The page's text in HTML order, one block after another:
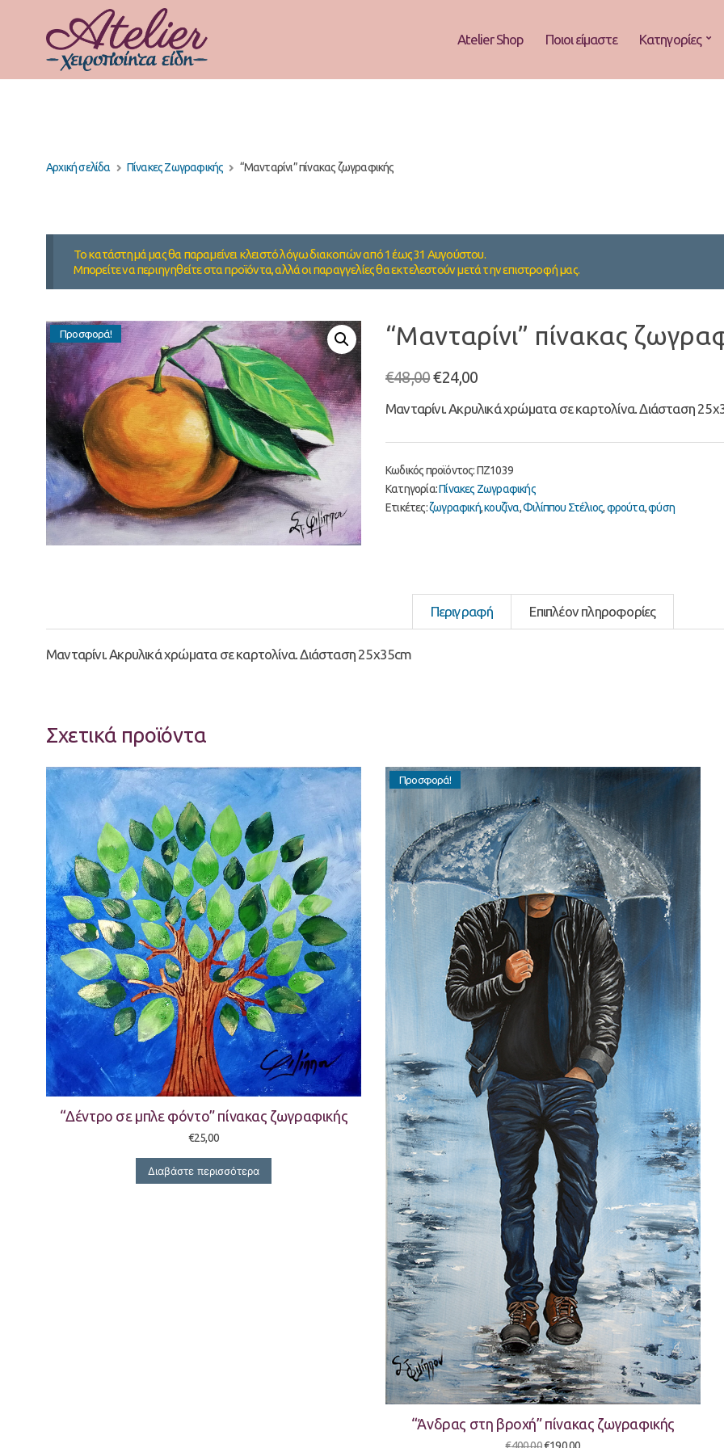
Atelier Shop Ποιοι είμαστε Κατηγορίες
Αρχική σελίδα Πίνακες Ζωγραφικής “Μανταρίνι” πίνακας ζωγραφικής
Το κατάστημά μας θα παραμείνει κλειστό λόγω διακοπών από 1 έως 31 Αυγούστου.
Μπορείτε να περιηγηθείτε στα προϊόντα, αλλά οι παραγγελίες θα εκτελεστούν μετά την επιστροφή μας.
Προσφορά! “Μανταρίνι” πίνακας
€48,00Original
was:
€48,00.
€24,00Η
τιμή
είναι:
Μανταρίνι. Ακρυλικά χρώματα σε καρτολίνα. Διάσταση
Κωδικός προϊόντος:ΠΖ1039
Κατηγορία:Πίνακες Ζωγραφικής
Ετικέτες:ζωγραφική,κουζίνα,Φιλίππου Στέλιος,φρούτα,φύση
Περιγραφή Επιπλέον πληροφορίες
Μανταρίνι. Ακρυλικά χρώματα σε καρτολίνα. Διάσταση 25x35cm
Σχετικά προϊόντα
“Δέντρο σε μπλε φόντο” πίνακας ζωγραφικής
€25,00
Διαβάστε περισσότερα
Προσφορά!
“Άνδρας στη βροχή” πίνακας ζωγραφικής
OriginalΗ